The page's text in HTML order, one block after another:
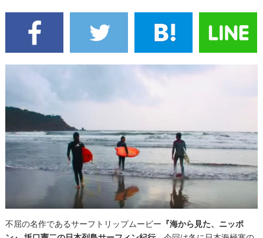
不屈の名作であるサーフトリップムービー 『海から見た、ニッポ